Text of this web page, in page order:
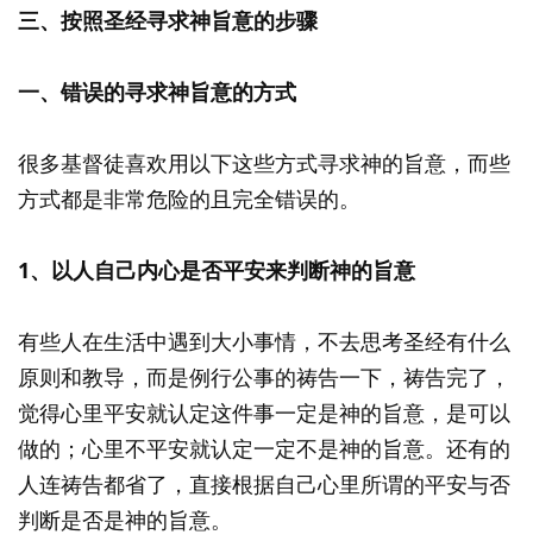
三、按照圣经寻求神旨意的步骤
一、错误的寻求神旨意的方式
很多基督徒喜欢用以下这些方式寻求神的旨意，而些
方式都是非常危险的且完全错误的。
1、以人自己内心是否平安来判断神的旨意
有些人在生活中遇到大小事情，不去思考圣经有什么
原则和教导，而是例行公事的祷告一下，祷告完了，
觉得心里平安就认定这件事一定是神的旨意，是可以
做的；心里不平安就认定一定不是神的旨意。还有的
人连祷告都省了，直接根据自己心里所谓的平安与否
判断是否是神的旨意。